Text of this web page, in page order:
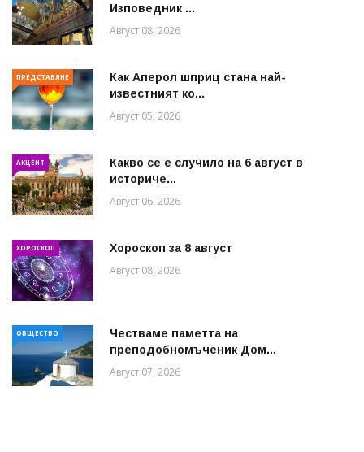
Изповедник ...
Август 08, 2026
ПРЕДСТАВЯНЕ
Как Аперол шприц стана най-
известният ко...
Август 05, 2026
АКЦЕНТ
Какво се е случило на 6 август в
историче...
Август 06, 2026
ХОРОСКОП Хороскоп за 8 август
Август 08, 2026
ОБЩЕСТВО
Честваме паметта на
преподобномъченик Дом...
Август 07, 2026